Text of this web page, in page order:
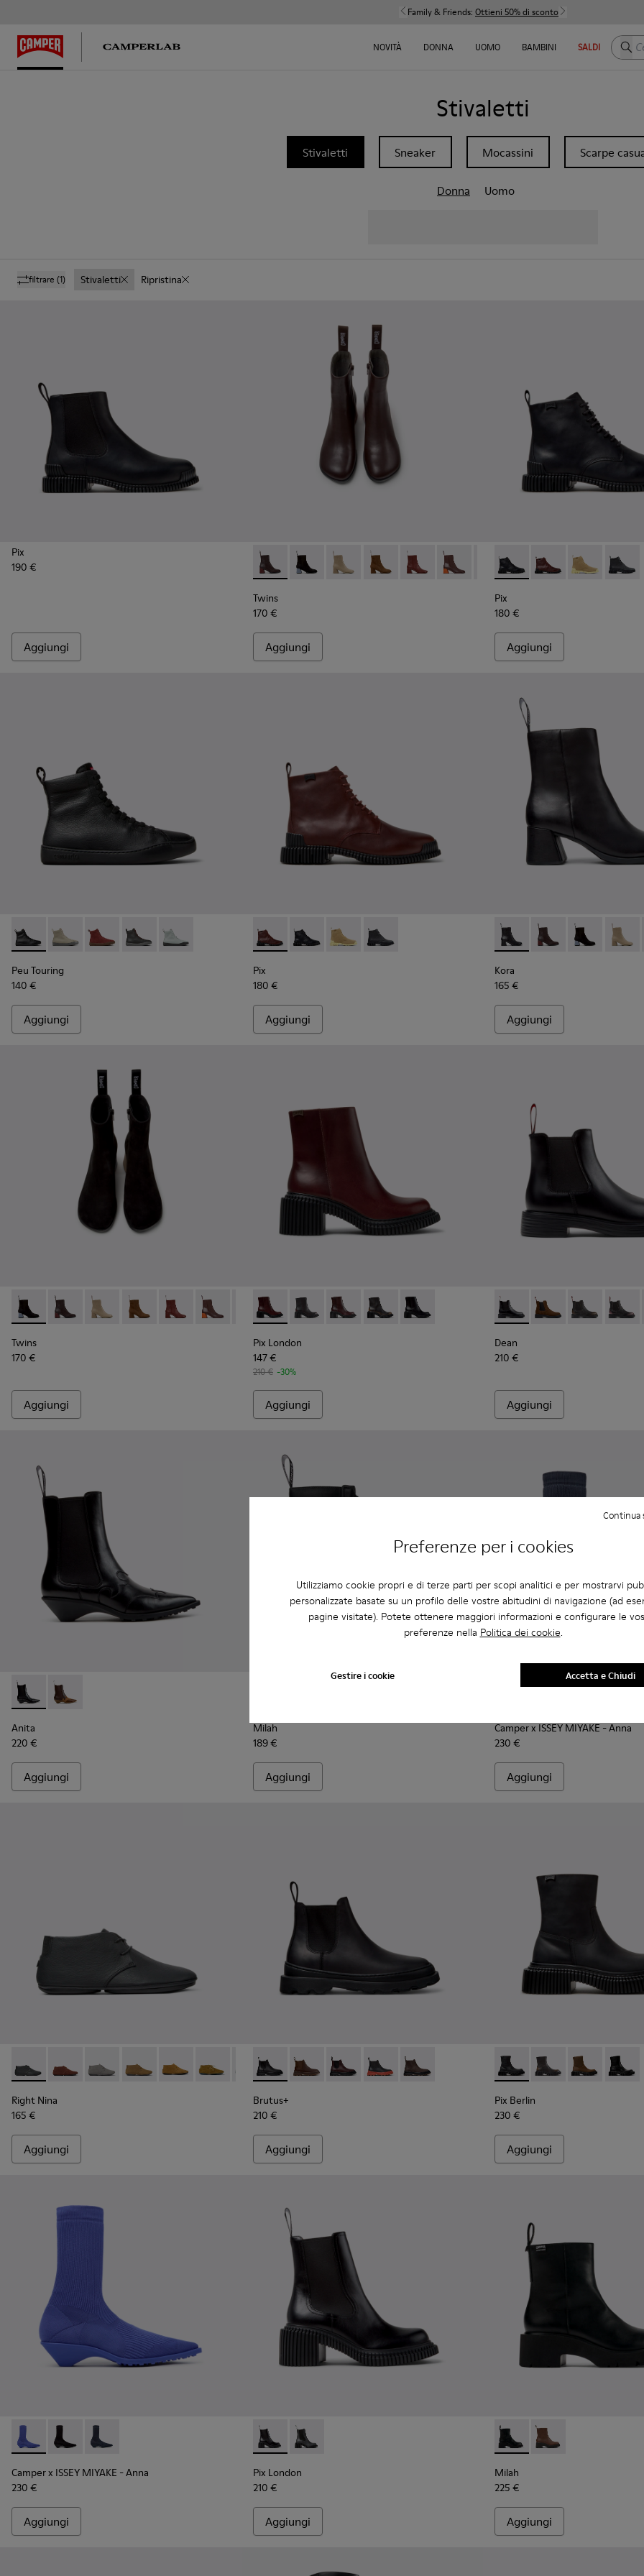
Preferenze per i cookies
Utilizziamo cookie propri e di terze parti per scopi analitici e per mostrarvi
personalizzate basate su un profilo delle vostre abitudini di navigazione (ad
pagine visitate). Potete ottenere maggiori informazioni e configurare le
preferenze nella Politica dei cookie.
Gestire i cookie
Continua
Accetta e Chiudi
Family & Friends: Ottieni 50% di sconto
NOVITÀ DONNA UOMO BAMBINI SALDI
Stivaletti
Stivaletti Sneaker Mocassini Scarpe
Donna Uomo
filtrare (1) Stivaletti Ripristina
Pix
190 €
Aggiungi
Twins - K400798-011 - Stivaletti in pelle marrone da Donna.
Twins - K400798-010 - Stivaletti neri in nabuk da Donna.
Twins - K400798-009
Twins - K400798-008 - Stivaletti in nabuk marrone da
Twins - K400798-007 - Stivaletti in pelle
Twins - K400798-006
Twins - K400798-005
Twins - K400798-003
Twins - K400798-
Twins -
Twins
170 €
Aggiungi
Pix - K400830-005 -
Pix - K400830-006 -
Pix - Pix -
Pix
180 €
Aggiungi
Peu Touring - K400817-001 - Stivaletti in pelle nera da Donna.
Peu Touring - K400817-005
Peu Touring - K400817-004 - Stivaletti in nabuk bordeaux da Donna.
Peu Touring - K400817-003
Peu Touring - K400817-002
Peu Touring
140 €
Aggiungi
Pix - K400830-006 - Stivaletti in pelle bordeaux da Donna.
Pix - K400830-005 - Stivaletti in pelle nera da Donna.
Pix - K400830-004
Pix - K400830-001
Pix
180 €
Aggiungi
Kora - K400798-001 -
Kora - K400798-011
Kora - Kora -
Kora
165 €
Aggiungi
Twins - K400798-010 - Stivaletti neri in nabuk da Donna.
Twins - K400798-011 - Stivaletti in pelle marrone da Donna.
Twins - K400798-009
Twins - K400798-008 - Stivaletti in nabuk marrone da Donna.
Twins - K400798-007 - Stivaletti in pelle bordeaux da Donna.
Twins - K400798-006
Twins - K400798-005
Twins - K400798-003
Twins - K400798-002
Twins - K400798-001 - Stivaletti in pelle nera da Donna.
Twins
170 €
Aggiungi
Pix London - K400804-006 - Stivali in pelle marrone Da donna.
Pix London - K400804-005
Pix London - K400804-004
Pix London - K400804-002
Pix London - K400804-001 - Stivaletti in pelle
Pix London
147 €
210 € -30%
Aggiungi
Dean - K400761-001 -
Dean - K400761-
Dean - Dean -
Dean
210 €
Aggiungi
Anita - K400840-001 - Stivaletti neri in pelle da Donna.
Anita - K400840-002 - Stivaletti in pelle e nabuk marroni da Donna.
Anita
220 €
Aggiungi
Milah
189 €
Aggiungi
Camper x ISSEY MIYAKE -
Camper x ISSEY
Camper x
Camper x ISSEY MIYAKE - Anna
230 €
Aggiungi
Right Nina - K400221-036 - Stivaletti in pelle nera da Donna.
Right Nina - K400221-037
Right Nina - K400221-031
Right Nina - K400221-030
Right Nina - K400221-029
Right Nina - K400221-027
Right Nina - K400221-021
Right Nina - K400221-019
Right Nina - K400221-018
Right Nina - K400221-015
Right Nina - K400221-012
Right Nina - K400221-004
Right Nina - K400221-001
Right Nina
165 €
Aggiungi
Brutus+ - K400818-001 - Stivaletti in nabuk neri da Donna.
Brutus+ - K400818-005
Brutus+ - K400818-004
Brutus+ - K400818-003
Brutus+ - K400818-002
Brutus+
210 €
Aggiungi
Pix Berlin - K400809-004 -
Pix Berlin - K400809-
Pix Berlin -
Pix
Pix Berlin
230 €
Aggiungi
Camper x ISSEY MIYAKE - Anna - K400865-004 - Stivaletti blu in TENCEL Lyocell e materiali tecnici riciclati da donna.
Camper x ISSEY MIYAKE - Anna - K400865-005 - Stivaletti neri in TENCEL Lyocell e materiali tecnici riciclati da donna.
Camper x ISSEY MIYAKE - Anna - K400865-001 - Stivaletti da donna blu in TENCEL Lyocell e materiali tecnici
Camper x ISSEY MIYAKE - Anna
230 €
Aggiungi
Pix London - K400803-001 - Stivaletti in pelle nera da Donna.
Pix London - K400803-003
Pix London
210 €
Aggiungi
Milah - K400725-001 -
Milah - K400725-002
Milah
225 €
Aggiungi